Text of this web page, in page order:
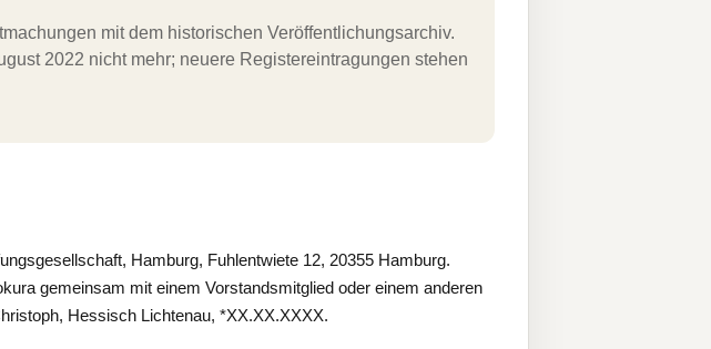
mit dem historischen Veröffentlichungsarchiv.
2022 nicht mehr; neuere Registereintragungen stehen
Hamburg, Fuhlentwiete 12, 20355 Hamburg.
gemeinsam mit einem Vorstandsmitglied oder einem anderen
Hessisch Lichtenau, *XX.XX.XXXX.